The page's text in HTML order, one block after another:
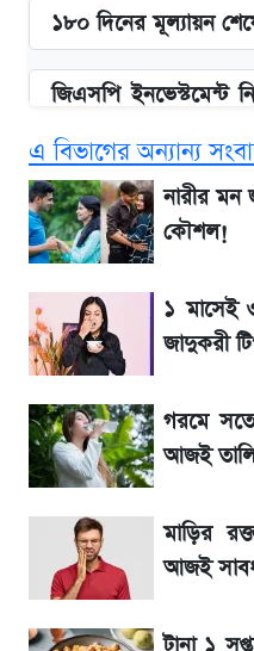
১৮০ দিনের মূল্যায়ন
জিএসপি ইনভেস্টমেন্ট
উত্থান-পতনের
শীর্ষে যে ১০ কোম্পানি
আগে দেখে নিন,
SSC Result
নম্বরসহ জানুন যেভাবে
SSc Result 2026
মুনাফা বৃদ্ধির ধারায়
হিসাব প্রকাশ
এ বিভাগের অন্যান্য
নারীর মন
কৌশল!
১ মাসেই
জাদুকরী
গরমে
আজই
মাড়ির
আজই